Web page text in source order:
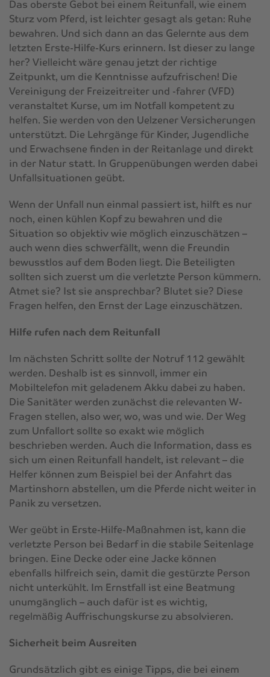
Das oberste Gebot bei einem Reitunfall, wie einem
Sturz vom Pferd, ist leichter gesagt als getan: Ruhe
bewahren. Und sich dann an das Gelernte aus dem
letzten Erste-Hilfe-Kurs erinnern. Ist dieser zu lange
her? Vielleicht wäre genau jetzt der richtige
Zeitpunkt, um die Kenntnisse aufzufrischen! Die
Vereinigung der Freizeitreiter und -fahrer (VFD)
veranstaltet Kurse, um im Notfall kompetent zu
helfen. Sie werden von den Uelzener Versicherungen
unterstützt. Die Lehrgänge für Kinder, Jugendliche
und Erwachsene finden in der Reitanlage und direkt
in der Natur statt. In Gruppenübungen werden dabei
Unfallsituationen geübt.
Wenn der Unfall nun einmal passiert ist, hilft es nur
noch, einen kühlen Kopf zu bewahren und die
Situation so objektiv wie möglich einzuschätzen –
auch wenn dies schwerfällt, wenn die Freundin
bewusstlos auf dem Boden liegt. Die Beteiligten
sollten sich zuerst um die verletzte Person kümmern.
Atmet sie? Ist sie ansprechbar? Blutet sie? Diese
Fragen helfen, den Ernst der Lage einzuschätzen.
Hilfe rufen nach dem Reitunfall
Im nächsten Schritt sollte der Notruf 112 gewählt
werden. Deshalb ist es sinnvoll, immer ein
Mobiltelefon mit geladenem Akku dabei zu haben.
Die Sanitäter werden zunächst die relevanten W-
Fragen stellen, also wer, wo, was und wie. Der Weg
zum Unfallort sollte so exakt wie möglich
beschrieben werden. Auch die Information, dass es
sich um einen Reitunfall handelt, ist relevant – die
Helfer können zum Beispiel bei der Anfahrt das
Martinshorn abstellen, um die Pferde nicht weiter in
Panik zu versetzen.
Wer geübt in Erste-Hilfe-Maßnahmen ist, kann die
verletzte Person bei Bedarf in die stabile Seitenlage
bringen. Eine Decke oder eine Jacke können
ebenfalls hilfreich sein, damit die gestürzte Person
nicht unterkühlt. Im Ernstfall ist eine Beatmung
unumgänglich – auch dafür ist es wichtig,
regelmäßig Auffrischungskurse zu absolvieren.
Sicherheit beim Ausreiten
Grundsätzlich gibt es einige Tipps, die bei einem